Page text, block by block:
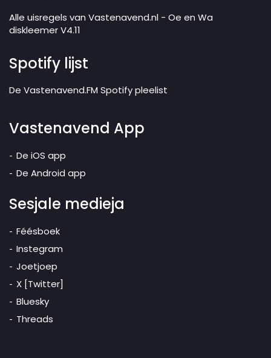
Alle uisregels van Vastenavend.nl - Oe en Wa
diskleemer V4.11
Spotify lijst
De Vastenavend.FM Spotify pleelist
Vastenavend App
De iOS app
De Android app
Sesjale medieja
Féésboek
Instegram
Joetjoep
X [Twitter]
Bluesky
Threads